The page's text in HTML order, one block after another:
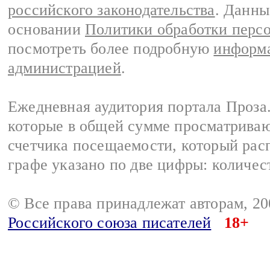
российского законодательства.
основании Политики обработки
посмотреть более подробную
администрацией.
Ежедневная аудитория портала
которые в общей сумме
счетчика посещаемости, который
графе указано по две цифры:
© Все права принадлежат авторам,
Российского союза писателей
18+